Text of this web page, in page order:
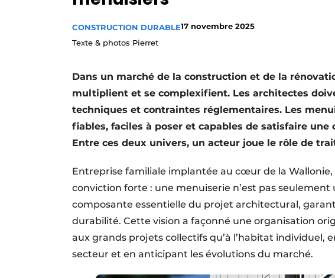
Video’s
CONSTRUCTION DURABLE17 novembre 2025
Texte & photos Pierret
Dans un marché de la construction et de la
multiplient et se complexifient. Les architectes
techniques et contraintes réglementaires. Les
fiables, faciles à poser et capables de satisfaire
Entre ces deux univers, un acteur joue le rôle de
Entreprise familiale implantée au cœur de la
conviction forte : une menuiserie n’est pas
composante essentielle du projet architectural,
durabilité. Cette vision a façonné une organisation
aux grands projets collectifs qu’à l’habitat individuel,
secteur et en anticipant les évolutions du marché.